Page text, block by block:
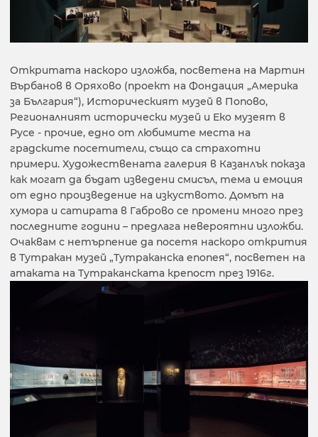
Откритата наскоро изложба, посветена на Мартин
Върбанов в Оряхово (проект на Фондация „Америка
за България“), Историческият музей в Попово,
Регионалният исторически музей и Еко музеят в
Русе - прочие, едно от любимите места на
градските посетители, също са страхотни
примери. Художествената галерия в Казанлък показа
как могат да бъдат изведени смисъл, тема и емоция
от едно произведение на изкуството. Домът на
хумора и сатирата в Габрово се промени много през
последните години – предлага невероятни изложби.
Очаквам с нетърпение да посетя наскоро открития
в Тутракан музей „Тутраканска епопея“, посветен на
атаката на Тутраканската крепост през 1916г.